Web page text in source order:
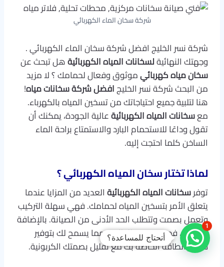
شركة سخان الماء الكهربائي
شركة نسر الخليج افضل شركة سخان الماء الكهربائي .
وجهتك النهائيةلسخانات المياه الكهربائيةهل تبحث عن
سخان مياه كهربائيموثوق وفعال لحمامك ؟ لا مزيد
من البحث شركة نسر الخليجافضل شركة سخانات مياه!
هنا لتلبية جميع احتياجاتك من تسخين المياه بالكهرباء.
معسخانات المياه الكهربائيةعالية الجودة، يمكنك أن
تقول وداعًا للاستحمام البارد والاستمتاع براحة الماء
الساخن كلما احتجت إليه.
لماذا تختار سخان المياه الكهربائي ؟
توفرسخانات المياه الكهربائيةالعديد من المزايا عندما
يتعلق الأمر بتسخين المياه لحمامك. فهي سهلة التركيب
وتعمل بصمت وتتطلب الحد الأدنى من الصيانة. بالإضافة
إلى ذلك، فهي موفرة للطاقة، مما يسمح لك بتوفير
فواتير الطاقة الخاصة بك مع تقليل بصمتك الكربونية.
أتحتاج للمساعدة؟
1